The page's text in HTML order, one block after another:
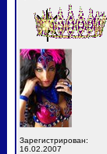
Зарегистрирован:
16.02.2007